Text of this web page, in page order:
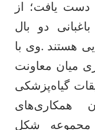
یافت؛ از
دو بال
هستند .وی با
میان معاونت
گیاه‌پزشکی
همکاری‌های
مجموعه شکل